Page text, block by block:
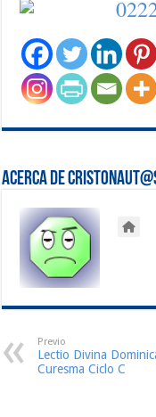
Acerca de
Previo
Lectio Divina
Curesma Ciclo C